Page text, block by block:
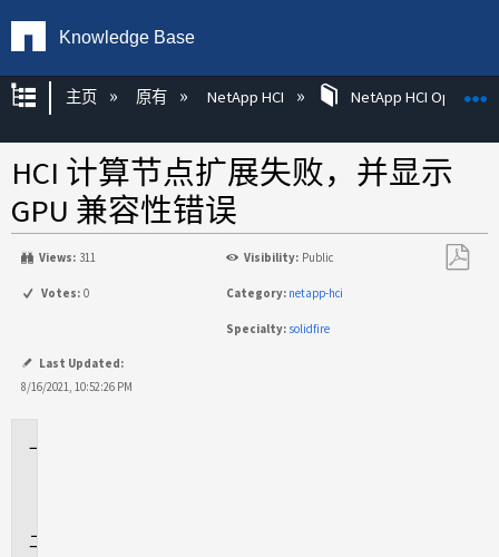
Knowledge Base
扩展/隐缩全局层次
主页 原有 NetApp HCI NetApp HCI
HCI 计算节点扩展失败，并显示
GPU 兼容性错误
Views: 311 Visibility: Public
Votes: 0 Category: netapp-hci
Specialty: solidfire
Last Updated:
8/16/2021, 10:52:26 PM